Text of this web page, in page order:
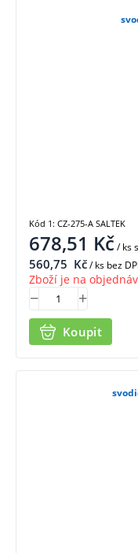
678,51 Kč/ ks
560,75 Kč/ ks bez
Zboží je na
Koupit
Kód 1: CZ-275-A SALTEK